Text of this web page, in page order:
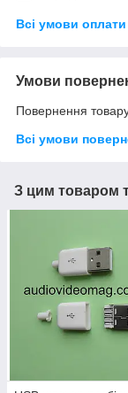
Всі умови оплати
Умови
Повернення
Всі умови
З цим товаром